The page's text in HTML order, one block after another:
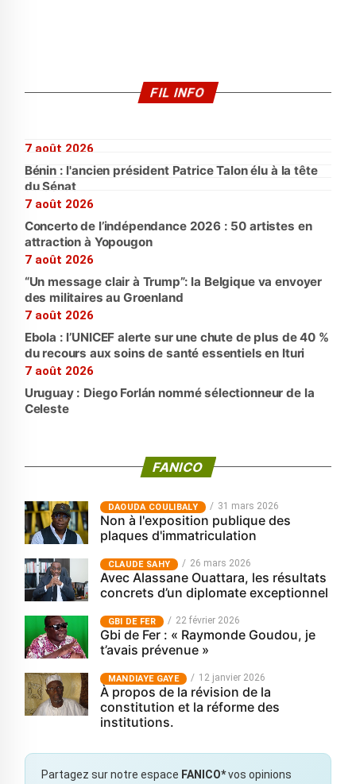
FIL INFO
7 août 2026
Bénin : l'ancien président Patrice Talon élu à la tête
du Sénat
7 août 2026
Concerto de l’indépendance 2026 : 50 artistes en
attraction à Yopougon
7 août 2026
“Un message clair à Trump”: la Belgique va envoyer
des militaires au Groenland
7 août 2026
Ebola : l’UNICEF alerte sur une chute de plus de 40 %
du recours aux soins de santé essentiels en Ituri
7 août 2026
Uruguay : Diego Forlán nommé sélectionneur de la
Celeste
FANICO
‎DAOUDA COULIBALY 31 mars 2026
Non à l'exposition publique des
plaques d'immatriculation
CLAUDE SAHY 26 mars 2026
Avec Alassane Ouattara, les résultats
concrets d’un diplomate exceptionnel
GBI DE FER 22 février 2026
Gbi de Fer : « Raymonde Goudou, je
t’avais prévenue »
MANDIAYE GAYE 12 janvier 2026
À propos de la révision de la
constitution et la réforme des
institutions.
Partagez sur notre espace FANICO*vos opinions